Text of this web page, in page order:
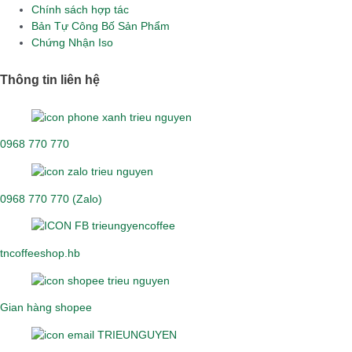
Chính sách hợp tác
Bản Tự Công Bố Sản Phẩm
Chứng Nhận Iso
Thông tin liên hệ
0968 770 770
0968 770 770 (Zalo)
tncoffeeshop.hb
Gian hàng shopee